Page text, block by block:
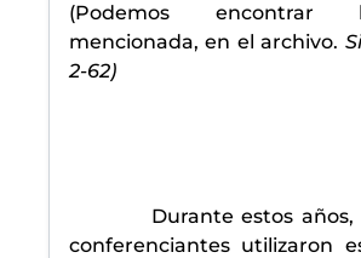
(Podemos
mencionada, en el archivo.
2-62)
Durante estos años,
conferenciantes utilizaron